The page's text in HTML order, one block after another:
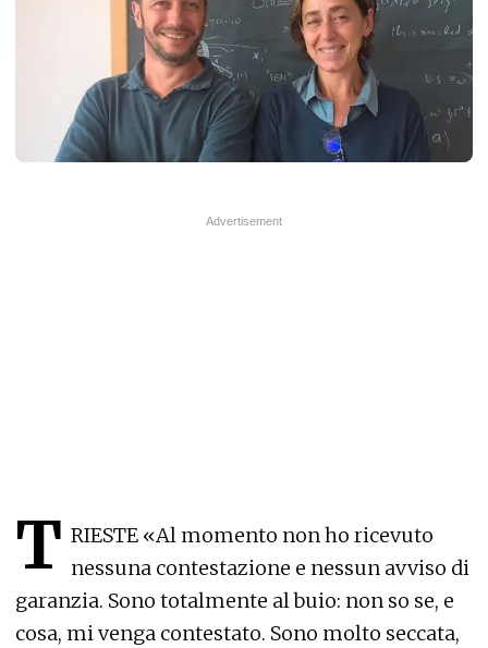
T RIESTE «Al momento non ho ricevuto
nessuna contestazione e nessun avviso di
garanzia. Sono totalmente al buio: non so se, e
cosa, mi venga contestato. Sono molto seccata,